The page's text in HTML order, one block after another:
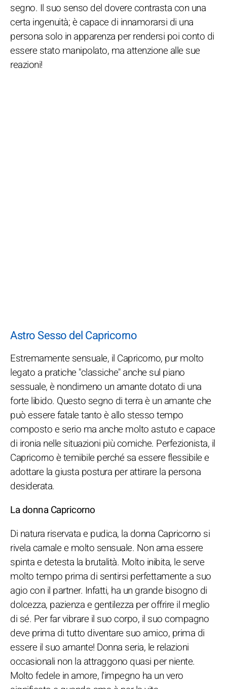
segno. Il suo senso del dovere contrasta con una
certa ingenuità; è capace di innamorarsi di una
persona solo in apparenza per rendersi poi conto di
essere stato manipolato, ma attenzione alle sue
reazioni!
Astro Sesso del Capricorno
Estremamente sensuale, il Capricorno, pur molto
legato a pratiche "classiche" anche sul piano
sessuale, è nondimeno un amante dotato di una
forte libido. Questo segno di terra è un amante che
può essere fatale tanto è allo stesso tempo
composto e serio ma anche molto astuto e capace
di ironia nelle situazioni più comiche. Perfezionista, il
Capricorno è temibile perché sa essere flessibile e
adottare la giusta postura per attirare la persona
desiderata.
La donna Capricorno
Di natura riservata e pudica, la donna Capricorno si
rivela carnale e molto sensuale. Non ama essere
spinta e detesta la brutalità. Molto inibita, le serve
molto tempo prima di sentirsi perfettamente a suo
agio con il partner. Infatti, ha un grande bisogno di
dolcezza, pazienza e gentilezza per offrire il meglio
di sé. Per far vibrare il suo corpo, il suo compagno
deve prima di tutto diventare suo amico, prima di
essere il suo amante! Donna seria, le relazioni
occasionali non la attraggono quasi per niente.
Molto fedele in amore, l'impegno ha un vero